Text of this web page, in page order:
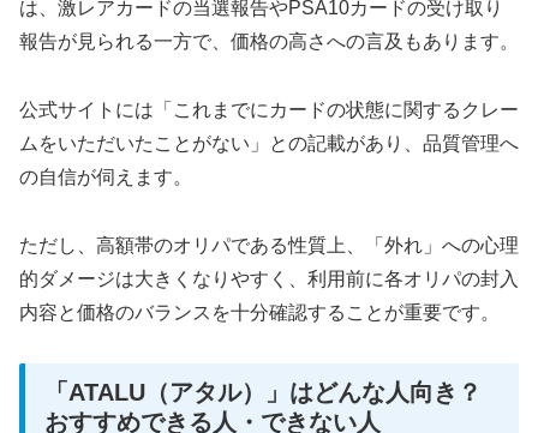
は、激レアカードの当選報告やPSA10カードの受け取り
報告が見られる一方で、価格の高さへの言及もあります。
公式サイトには「これまでにカードの状態に関するクレー
ムをいただいたことがない」との記載があり、品質管理へ
の自信が伺えます。
ただし、高額帯のオリパである性質上、「外れ」への心理
的ダメージは大きくなりやすく、利用前に各オリパの封入
内容と価格のバランスを十分確認することが重要です。
「ATALU（アタル）」はどんな人向き？
おすすめできる人・できない人